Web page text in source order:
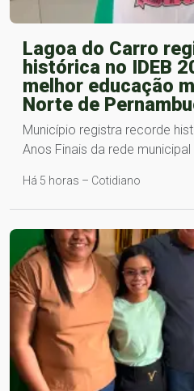
Lagoa do Carro
histórica no IDEB
melhor educação
Norte de
Município registra recorde
Anos Finais da rede municipal
Há 5 horas – Cotidiano